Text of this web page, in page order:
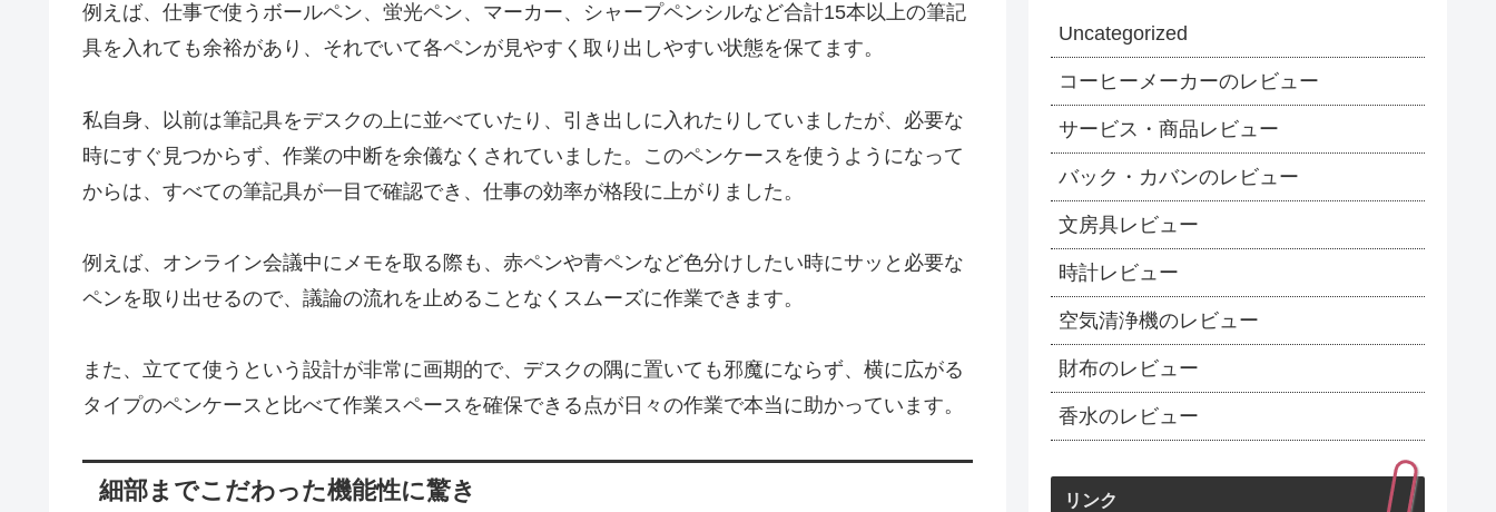
例えば、仕事で使うボールペン、蛍光ペン、マーカー、シャープペンシルなど合計15本以上の筆記
具を入れても余裕があり、それでいて各ペンが見やすく取り出しやすい状態を保てます。
私自身、以前は筆記具をデスクの上に並べていたり、引き出しに入れたりしていましたが、必要な
時にすぐ見つからず、作業の中断を余儀なくされていました。このペンケースを使うようになって
からは、すべての筆記具が一目で確認でき、仕事の効率が格段に上がりました。
例えば、オンライン会議中にメモを取る際も、赤ペンや青ペンなど色分けしたい時にサッと必要な
ペンを取り出せるので、議論の流れを止めることなくスムーズに作業できます。
また、立てて使うという設計が非常に画期的で、デスクの隅に置いても邪魔にならず、横に広がる
タイプのペンケースと比べて作業スペースを確保できる点が日々の作業で本当に助かっています。
細部までこだわった機能性に驚き
Uncategorized
コーヒーメーカーのレビュー
サービス・商品レビュー
バック・カバンのレビュー
文房具レビュー
時計レビュー
空気清浄機のレビュー
財布のレビュー
香水のレビュー
リンク